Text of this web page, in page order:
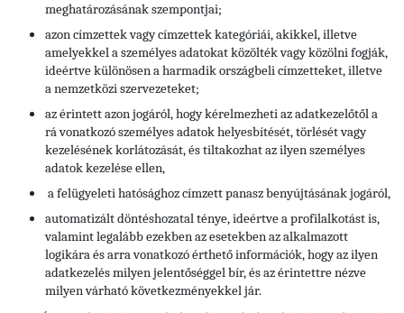
meghatározásának szempontjai;
azon címzettek vagy címzettek kategóriái, akikkel, illetve
amelyekkel a személyes adatokat közölték vagy közölni fogják,
ideértve különösen a harmadik országbeli címzetteket, illetve
a nemzetközi szervezeteket;
az érintett azon jogáról, hogy kérelmezheti az adatkezelőtől a
rá vonatkozó személyes adatok helyesbítését, törlését vagy
kezelésének korlátozását, és tiltakozhat az ilyen személyes
adatok kezelése ellen,
a felügyeleti hatósághoz címzett panasz benyújtásának jogáról,
automatizált döntéshozatal ténye, ideértve a profilalkotást is,
valamint legalább ezekben az esetekben az alkalmazott
logikára és arra vonatkozó érthető információk, hogy az ilyen
adatkezelés milyen jelentőséggel bír, és az érintettre nézve
milyen várható következményekkel jár.